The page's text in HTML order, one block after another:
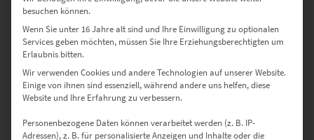
besuchen können.
Wenn Sie unter 16 Jahre alt sind und Ihre Einwilligung zu optionalen
Services geben möchten, müssen Sie Ihre Erziehungsberechtigten um
Erlaubnis bitten.
Wir verwenden Cookies und andere Technologien auf unserer Website.
Einige von ihnen sind essenziell, während andere uns helfen, diese
Website und Ihre Erfahrung zu verbessern.
Personenbezogene Daten können verarbeitet werden (z. B. IP-
Adressen), z. B. für personalisierte Anzeigen und Inhalte oder die